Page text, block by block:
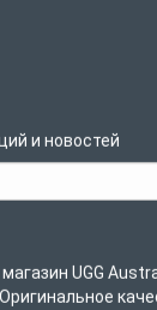
и новостей
UGG